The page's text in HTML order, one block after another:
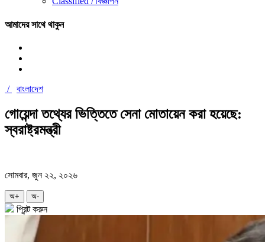
আমাদের সাথে থাকুন
/ বাংলাদেশ
গোয়েন্দা তথ্যের ভিত্তিতে সেনা মোতায়েন করা হয়েছে:
স্বরাষ্ট্রমন্ত্রী
সোমবার, জুন ২২, ২০২৬
অ+ অ-
প্রিন্ট করুন